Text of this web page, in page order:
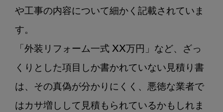
や工事の内容について細かく記載されていま
す。
「外装リフォーム一式 XX万円」など、ざっ
くりとした項目しか書かれていない見積り書
は、その真偽が分かりにくく、悪徳な業者で
はカサ増しして見積もられているかもしれま